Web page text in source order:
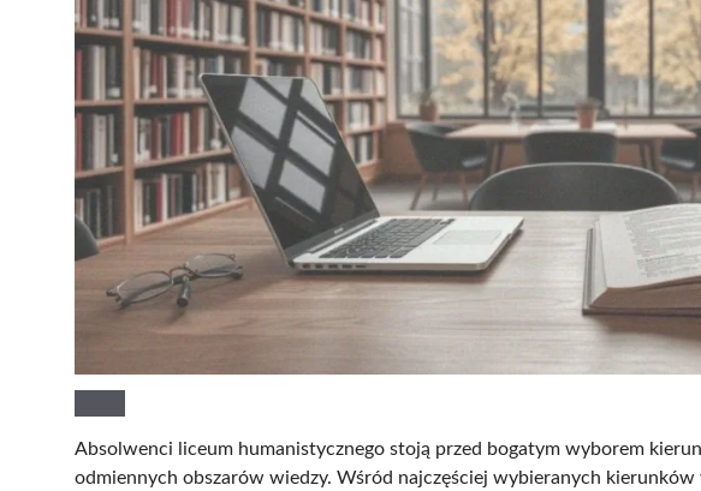
Absolwenci liceum humanistycznego stoją przed bogatym wyborem
odmiennych obszarów wiedzy. Wśród najczęściej wybieranych kierunków